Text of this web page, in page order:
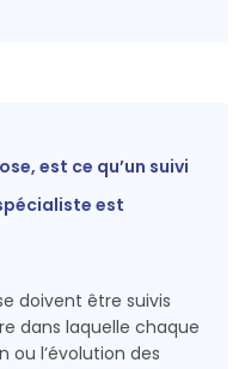
est ce qu’un suivi
est
doivent être suivis
dans laquelle chaque
ou l’évolution des